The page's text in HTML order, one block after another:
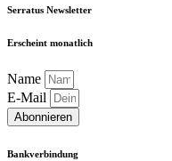
Serratus Newsletter
Erscheint monatlich
Name
E-Mail
Abonnieren
Bankverbindung